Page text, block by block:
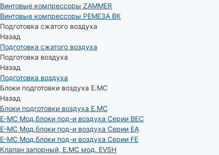
Винтовые компрессоры ZAMMER
Винтовые компрессоры РЕМЕЗА ВК
Подготовка сжатого воздуха
Назад
Подготовка сжатого воздуха
Подготовка воздуха
Назад
Подготовка воздуха
Блоки подготовки воздуха E.MC
Назад
Блоки подготовки воздуха E.MC
E-MC Мод.блоки под-и воздуха Серии BEC
E-MC Мод.блоки под-и воздуха Серии EA
E-MC Мод.блоки под-и воздуха Серии FE
Клапан запорный, E.MC мод. EVSH